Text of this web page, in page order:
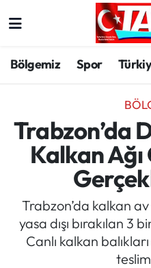
Bölgemiz Spor
Trabzon’da
Kalkan
Trabzon’da kalkan
yasa dışı bırakılan 3
Canlı kalkan
Spor
Türkiye
Kültür/Sanat
Politika
Politik Kulis
Trabzon Hava
Trabzon Trafik
Süper Lig Puan
Tüm Manşetler
Son Dakika Haberleri